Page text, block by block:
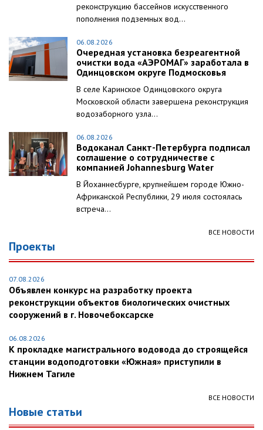
реконструкцию бассейнов искусственного
пополнения подземных вод...
06.08.2026
Очередная установка безреагентной
очистки вода «АЭРОМАГ» заработала в
Одинцовском округе Подмосковья
В селе Каринское Одинцовского округа
Московской области завершена реконструкция
водозаборного узла...
06.08.2026
Водоканал Санкт-Петербурга подписал
соглашение о сотрудничестве с
компанией Johannesburg Water
В Йоханнесбурге, крупнейшем городе Южно-
Африканской Республики, 29 июля состоялась
встреча...
ВСЕ НОВОСТИ
Проекты
07.08.2026
Объявлен конкурс на разработку проекта
реконструкции объектов биологических очистных
сооружений в г. Новочебоксарске
06.08.2026
К прокладке магистрального водовода до строящейся
станции водоподготовки «Южная» приступили в
Нижнем Тагиле
ВСЕ НОВОСТИ
Новые статьи